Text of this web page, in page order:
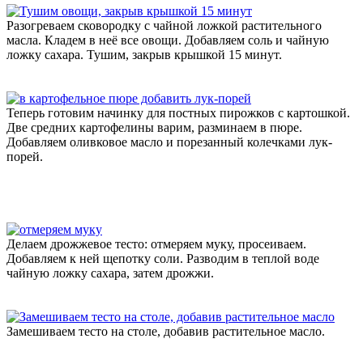
Разогреваем сковородку с чайной ложкой растительного
масла. Кладем в неё все овощи. Добавляем соль и чайную
ложку сахара. Тушим, закрыв крышкой 15 минут.
Теперь готовим начинку для постных пирожков с картошкой.
Две средних картофелины варим, разминаем в пюре.
Добавляем оливковое масло и порезанный колечками лук-
порей.
Делаем дрожжевое тесто: отмеряем муку, просеиваем.
Добавляем к ней щепотку соли. Разводим в теплой воде
чайную ложку сахара, затем дрожжи.
Замешиваем тесто на столе, добавив растительное масло.